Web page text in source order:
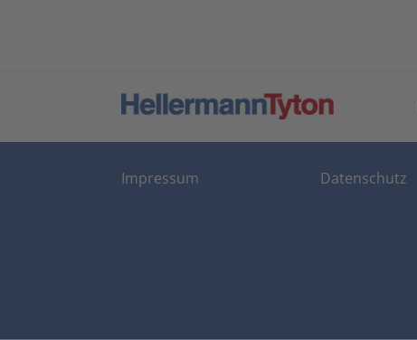
Impressum Datenschutz